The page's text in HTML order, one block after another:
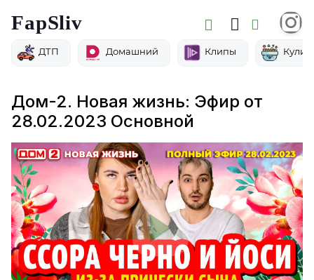
FapSliv
ДТП Домашний Клипы
Дом-2. Новая жизнь: Эфир от
28.02.2023 Основной